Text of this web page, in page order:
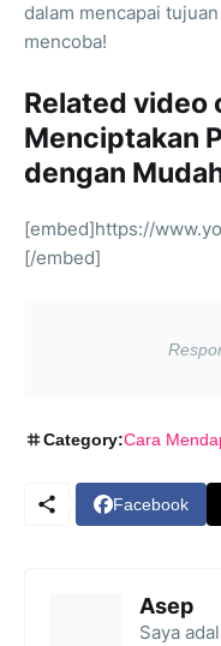
dalam mencapai
mencoba!
Related video
Menciptakan
dengan
[embed]https://
[/embed]
Category:Cara
Facebook
Asep
Saya